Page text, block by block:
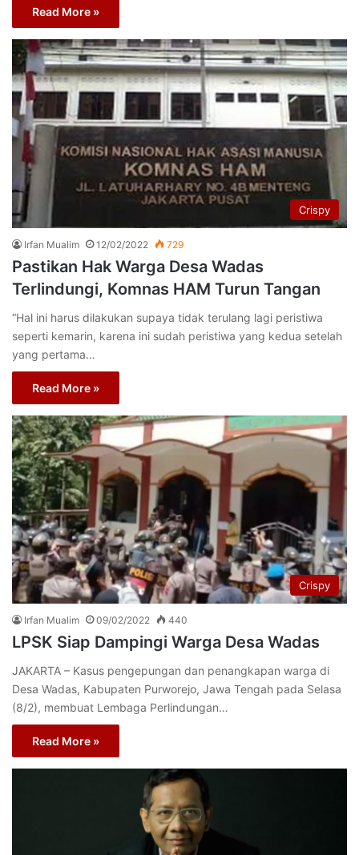
Read More »
Crispy
Irfan Mualim 12/02/2022 729
Pastikan Hak Warga Desa Wadas
Terlindungi, Komnas HAM Turun Tangan
“Hal ini harus dilakukan supaya tidak terulang lagi peristiwa
seperti kemarin, karena ini sudah peristiwa yang kedua setelah
yang pertama…
Read More »
Crispy
Irfan Mualim 09/02/2022 440
LPSK Siap Dampingi Warga Desa Wadas
JAKARTA – Kasus pengepungan dan penangkapan warga di
Desa Wadas, Kabupaten Purworejo, Jawa Tengah pada Selasa
(8/2), membuat Lembaga Perlindungan…
Read More »